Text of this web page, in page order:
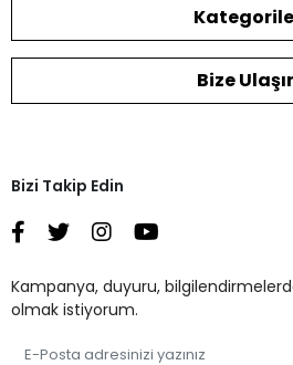
Bize
Bizi Takip Edin
Kampanya, duyuru,
olmak istiyorum.